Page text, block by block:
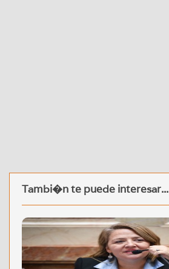
Tambi�n te puede interesar...